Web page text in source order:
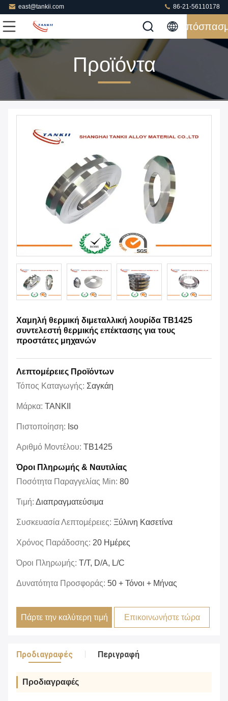
east@tankii.com 86-21-56110178
Προϊόντα
Χαμηλή θερμική διμεταλλική λουρίδα TB1425
συντελεστή θερμικής επέκτασης για τους
προστάτες μηχανών
Λεπτομέρειες Προϊόντων
Τόπος Καταγωγής: Σαγκάη
Μάρκα: TANKII
Πιστοποίηση: Iso
Αριθμό Μοντέλου: TB1425
Όροι Πληρωμής & Ναυτιλίας
Ποσότητα Παραγγελίας Min: 80
Τιμή: Διαπραγματεύσιμα
Συσκευασία Λεπτομέρειες: Ξύλινη Κασετίνα
Χρόνος Παράδοσης: 20 Ημέρες
Όροι Πληρωμής: T/T, D/A, L/C
Δυνατότητα Προσφοράς: 50 + Τόνοι + Μήνας
Πάρτε την καλύτερη τιμή Επικοινωνήστε τώρα
Προδιαγραφές Περιγραφή
Προδιαγραφές